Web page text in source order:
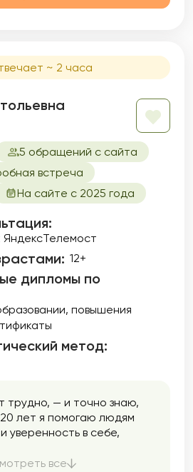
~ 2 часа
5 обращений с сайта
встреча
На сайте с 2025 года
12+
дипломы по
повышения
метод:
трудно, — и точно знаю,
лет я помогаю людям
уверенность в себе,
от
все